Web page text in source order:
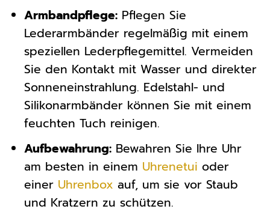
Armbandpflege:Pflegen Sie
Lederarmbänder regelmäßig mit einem
speziellen Lederpflegemittel. Vermeiden
Sie den Kontakt mit Wasser und direkter
Sonneneinstrahlung. Edelstahl- und
Silikonarmbänder können Sie mit einem
feuchten Tuch reinigen.
Aufbewahrung:Bewahren Sie Ihre Uhr
am besten in einem Uhrenetui oder
einer Uhrenbox auf, um sie vor Staub
und Kratzern zu schützen.